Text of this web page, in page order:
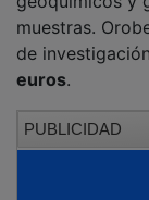
muestras.
de
euros .